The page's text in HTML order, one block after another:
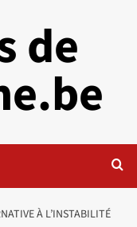
de
À L’INSTABILITÉ